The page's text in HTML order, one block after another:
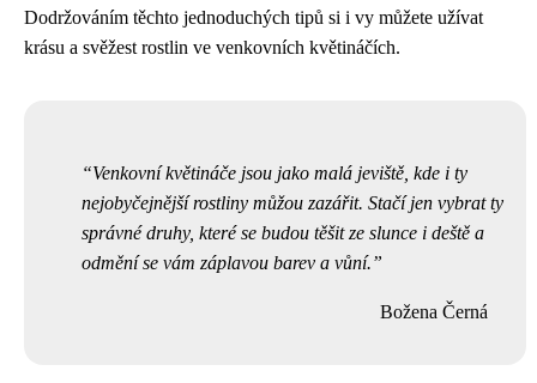
Dodržováním těchto jednoduchých tipů si i vy můžete užívat
krásu a svěžest rostlin ve venkovních květináčích.
Venkovní květináče jsou jako malá jeviště, kde i ty
nejobyčejnější rostliny můžou zazářit. Stačí jen vybrat ty
správné druhy, které se budou těšit ze slunce i deště a
odmění se vám záplavou barev a vůní.
Božena Černá